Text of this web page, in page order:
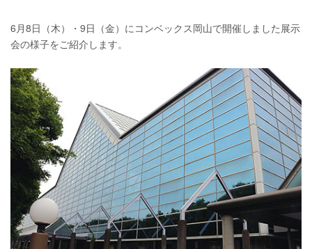
6月8日（木）・9日（金）にコンベックス岡山で開催しました展示
会の様子をご紹介します。